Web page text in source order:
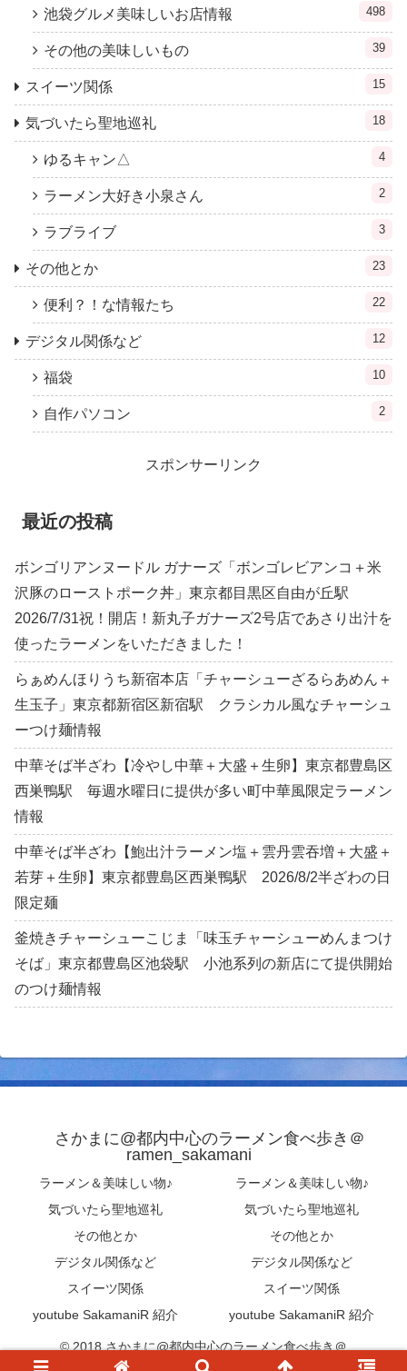
池袋グルメ美味しいお店情報 498
その他の美味しいもの 39
スイーツ関係 15
気づいたら聖地巡礼 18
ゆるキャン△ 4
ラーメン大好き小泉さん 2
ラブライブ 3
その他とか 23
便利？！な情報たち 22
デジタル関係など 12
福袋 10
自作パソコン 2
スポンサーリンク
最近の投稿
ボンゴリアンヌードル ガナーズ「ボンゴレビアンコ＋米
沢豚のローストポーク丼」東京都目黒区自由が丘駅
2026/7/31祝！開店！新丸子ガナーズ2号店であさり出汁を
使ったラーメンをいただきました！
らぁめんほりうち新宿本店「チャーシューざるらあめん＋
生玉子」東京都新宿区新宿駅 クラシカル風なチャーシュ
ーつけ麺情報
中華そば半ざわ【冷やし中華＋大盛＋生卵】東京都豊島区
西巣鴨駅 毎週水曜日に提供が多い町中華風限定ラーメン
情報
中華そば半ざわ【鮑出汁ラーメン塩＋雲丹雲吞増＋大盛＋
若芽＋生卵】東京都豊島区西巣鴨駅 2026/8/2半ざわの日
限定麺
釜焼きチャーシューこじま「味玉チャーシューめんまつけ
そば」東京都豊島区池袋駅 小池系列の新店にて提供開始
のつけ麺情報
さかまに@都内中心のラーメン食べ歩き＠
ramen_sakamani
ラーメン＆美味しい物♪
ラーメン＆美味しい物♪
気づいたら聖地巡礼
気づいたら聖地巡礼
その他とか
その他とか
デジタル関係など
デジタル関係など
スイーツ関係
スイーツ関係
youtube SakamaniR 紹介
youtube SakamaniR 紹介
© 2018 さかまに@都内中心のラーメン食べ歩き＠